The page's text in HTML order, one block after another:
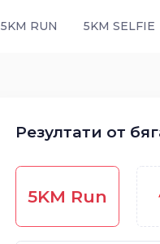
5KM RUN 5KM SELFIE
Резултати от
5KM Run